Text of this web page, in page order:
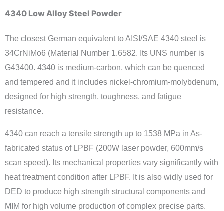
4340 Low Alloy Steel Powder
The closest German equivalent to AISI/SAE 4340 steel is
34CrNiMo6 (Material Number 1.6582. Its UNS number is
G43400. 4340 is medium-carbon, which can be quenced
and tempered and it includes nickel-chromium-molybdenum,
designed for high strength, toughness, and fatigue
resistance.
4340 can reach a tensile strength up to 1538 MPa in As-
fabricated status of LPBF (200W laser powder, 600mm/s
scan speed). Its mechanical properties vary significantly with
heat treatment condition after LPBF. It is also widly used for
DED to produce high strength structural components and
MIM for high volume production of complex precise parts.